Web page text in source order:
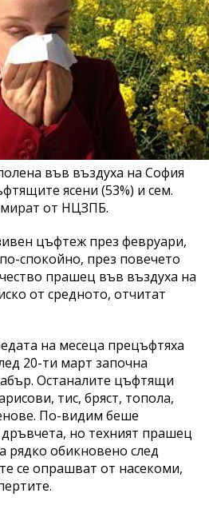
във въздуха на София
ясени (53%) и сем.
от НЦЗПБ.
цъфтеж през февруари,
спокойно, през повечето
прашец във въздуха на
от средното, отчитат
на месеца прецъфтяха
20-ти март започна
Останалите цъфтящи
тис, бряст, топола,
По-видим беше
но техният прашец
рядко обикновено след
се опрашват от насекоми,